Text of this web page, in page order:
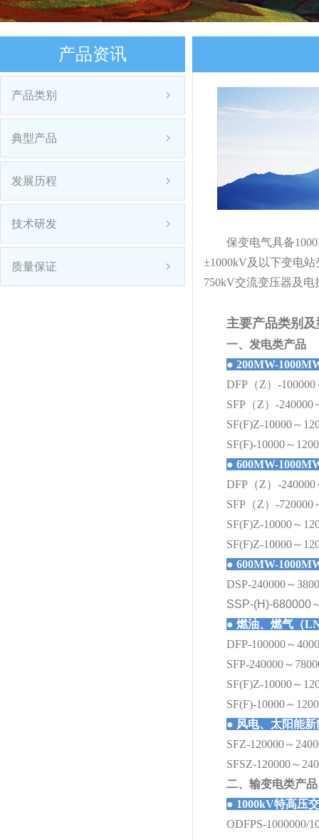
保变电气具备
±1000kV及以下变电
750kV交流变压器及
主要产品类别
一、发电类产品
● 200MW-
DFP（Z）-100000
SFP（Z）-240000
SF(F)Z-10000～
SF(F)-10000～
● 600MW-
DFP（Z）-240000
SFP（Z）-720000
SF(F)Z-10000～
SF(F)Z-10000～
● 600MW-
DSP-240000～
SSP-(H)-680000
● 燃油、燃气（
DFP-100000～
SFP-240000～
SF(F)Z-10000～
SF(F)-10000～
● 风电、太阳能
SFZ-120000～
SFSZ-120000～
二、输变电类产品
● 1000kV特高压
ODFPS-1000000/
产品资讯
产品类别
典型产品
发展历程
技术研发
质量保证